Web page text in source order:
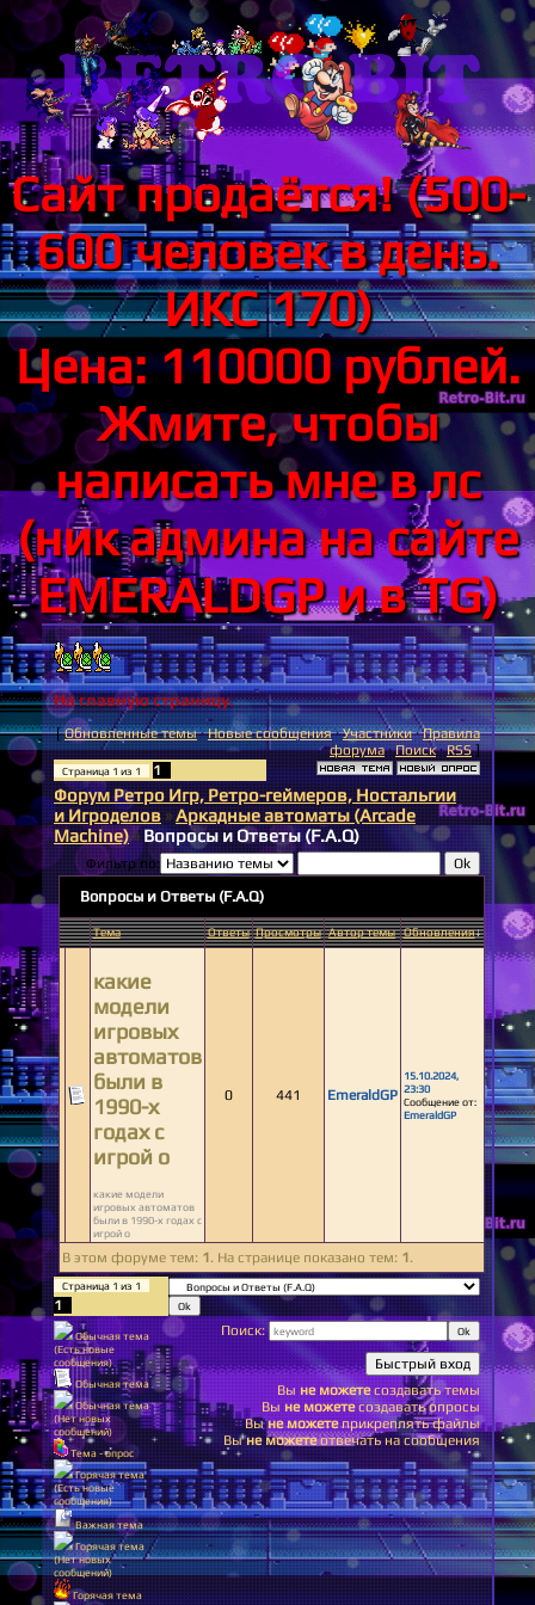
Сайт продаётся! (500-
600 человек в день.
ИКС 170)
Цена: 110000 рублей.
Жмите, чтобы
написать мне в лс
(ник админа на сайте
EMERALDGP и в TG)
На главную страницу.
[Обновленные темы·Новые сообщения·Участники·Правила
форума·Поиск·RSS]
Страница 1 из 1 1
Форум Ретро Игр, Ретро-геймеров, Ностальгии
и Игроделов»Аркадные автоматы (Arcade
Machine)»Вопросы и Ответы (F.A.Q)
Фильтр по:
Вопросы и Ответы (F.A.Q)
Тема Ответы Просмотры Автор темы Обновления↓
какие
модели
игровых
автоматов
были в
1990-х
годах с
игрой o
какие модели
игровых автоматов
были в 1990-х годах с
игрой o
0 441 EmeraldGP
15.10.2024,
23:30
Сообщение от:
EmeraldGP
В этом форуме тем: 1. На странице показано тем: 1.
Страница 1 из 1
1
Обычная тема
(Есть новые
сообщения)
Обычная тема
Обычная тема
(Нет новых
сообщений)
Тема - опрос
Горячая тема
(Есть новые
сообщения)
Важная тема
Горячая тема
(Нет новых
сообщений)
Горячая тема
Поиск:
Выне можетесоздавать темы
Выне можетесоздавать опросы
Выне можетеприкреплять файлы
Выне можетеотвечать на сообщения